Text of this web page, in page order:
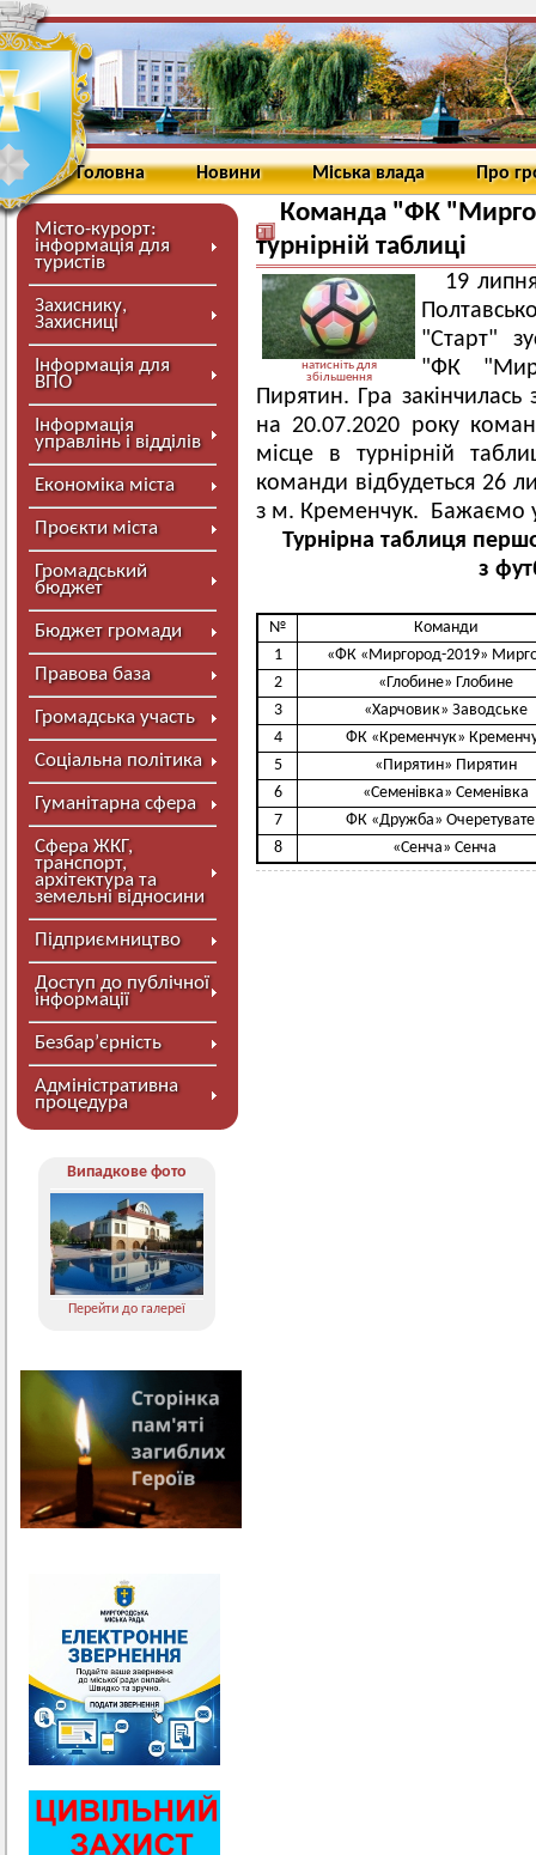
Головна Новини Міська влада Про
Місто-курорт:
інформація для
туристів
Захиснику,
Захисниці
Інформація для
ВПО
Інформація
управлінь і відділів
Економіка міста
Проєкти міста
Громадський
бюджет
Бюджет громади
Правова база
Громадська участь
Соціальна політика
Гуманітарна сфера
Сфера ЖКГ,
транспорт,
архітектура та
земельні відносини
Підприємництво
Доступ до публічної
інформації
Безбар’єрність
Адміністративна
процедура
Випадкове фото
Перейти до галереї
Команда "ФК
турнірній таблиці
натисніть для
збільшення
19
"Старт"
"ФК
Пирятин. Гра
на 20.07.2020 року
місце в турнірній
команди відбудеться 26
з м. Кременчук. Бажаємо
Турнірна таблиця
з
№
Команди
1
«ФК «Миргород-2019»
2
«Глобине» Глобине
3
«Харчовик» Заводське
4
ФК «Кременчук»
5
«Пирятин» Пирятин
6
«Семенівка» Семенівка
7
ФК «Дружба»
8
«Сенча» Сенча